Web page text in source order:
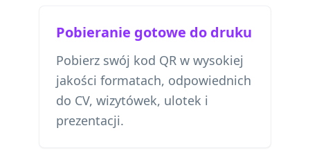
Pobieranie gotowe do druku
Pobierz swój kod QR w wysokiej
jakości formatach, odpowiednich
do CV, wizytówek, ulotek i
prezentacji.